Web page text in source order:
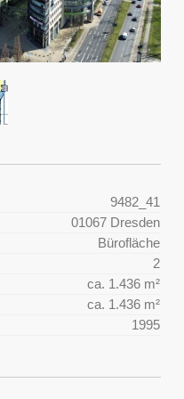
9482_41
01067 Dresden
Bürofläche
2
ca. 1.436 m²
ca. 1.436 m²
1995